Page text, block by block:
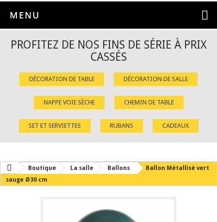
MENU
PROFITEZ DE NOS FINS DE SÉRIE À PRIX
CASSÉS
DÉCORATION DE TABLE DÉCORATION DE SALLE
NAPPE VOIE SÈCHE CHEMIN DE TABLE
SET ET SERVIETTES RUBANS CADEAUX
Boutique La salle Ballons
Ballon Métallisé vert
sauge Ø30 cm